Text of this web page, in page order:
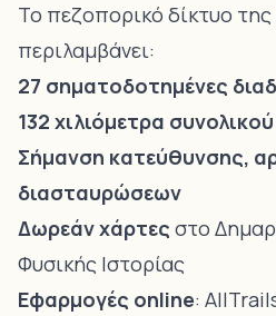
Το πεζοπορικό δίκτυο
περιλαμβάνει:
27 σηματοδοτημένες
132 χιλιόμετρα
Σήμανση κατεύθυνσης,
διασταυρώσεων
Δωρεάν χάρτες στο
Φυσικής Ιστορίας
Εφαρμογές online: